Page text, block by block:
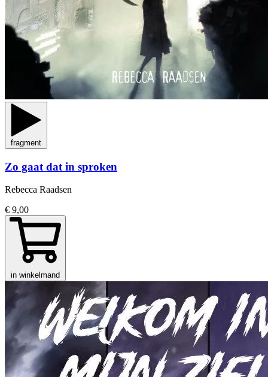
fragment
Zo gaat dat in sproken
Rebecca Raadsen
€ 9,00
in winkelmand